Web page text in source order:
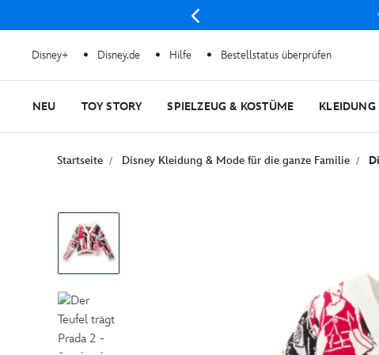
Disney+ Disney.de Hilfe Bestellstatus überprüfen
NEU TOY STORY SPIELZEUG & KOSTÜME KLEIDUNG
Startseite Disney Kleidung & Mode für die ganze Familie